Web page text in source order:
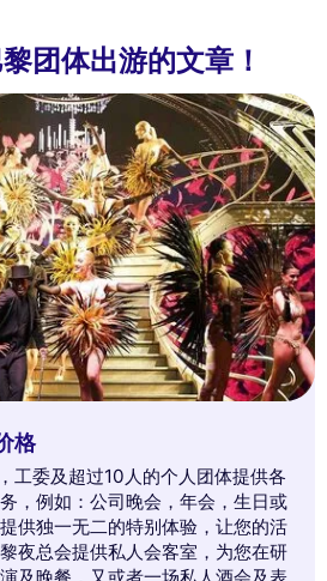
团体出游的文章！
格
工委及超过10人的个人团体提供各
，例如：公司晚会，年会，生日或
供独一无二的特别体验，让您的活
夜总会提供私人会客室，为您在研
及晚餐，又或者一场私人酒会及表